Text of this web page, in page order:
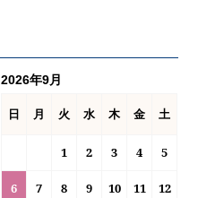
2026年9月
日 月 火 水 木 金 土
1 2 3 4 5
6 7 8 9 10 11 12